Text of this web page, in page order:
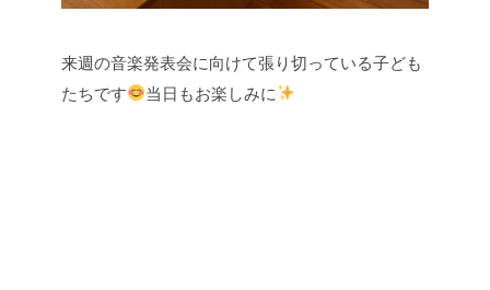
来週の音楽発表会に向けて張り切っている子ども
たちです
当日もお楽しみに